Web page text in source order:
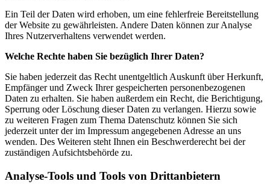
Ein Teil der Daten wird erhoben, um eine fehlerfreie Bereitstellung
der Website zu gewährleisten. Andere Daten können zur Analyse
Ihres Nutzerverhaltens verwendet werden.
Welche Rechte haben Sie bezüglich Ihrer Daten?
Sie haben jederzeit das Recht unentgeltlich Auskunft über Herkunft,
Empfänger und Zweck Ihrer gespeicherten personenbezogenen
Daten zu erhalten. Sie haben außerdem ein Recht, die Berichtigung,
Sperrung oder Löschung dieser Daten zu verlangen. Hierzu sowie
zu weiteren Fragen zum Thema Datenschutz können Sie sich
jederzeit unter der im Impressum angegebenen Adresse an uns
wenden. Des Weiteren steht Ihnen ein Beschwerderecht bei der
zuständigen Aufsichtsbehörde zu.
Analyse-Tools und Tools von Drittanbietern